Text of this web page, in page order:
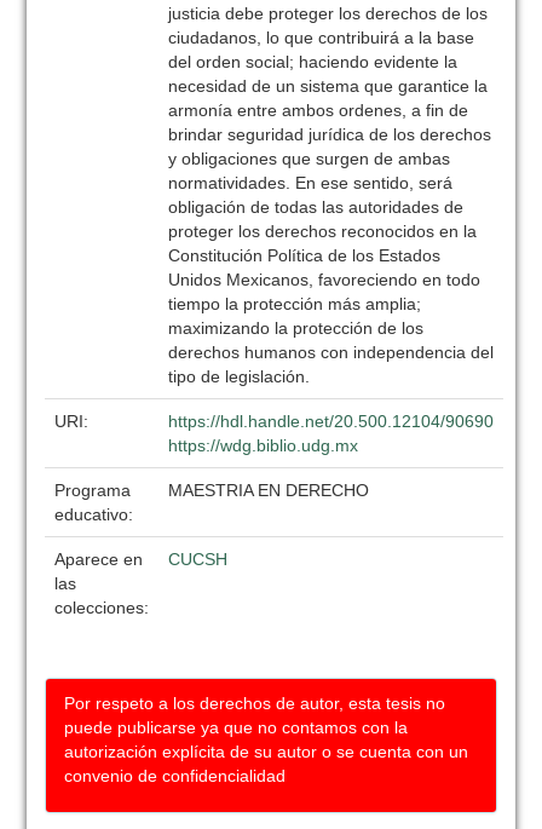
justicia debe proteger los derechos de los
ciudadanos, lo que contribuirá a la base
del orden social; haciendo evidente la
necesidad de un sistema que garantice la
armonía entre ambos ordenes, a fin de
brindar seguridad jurídica de los derechos
y obligaciones que surgen de ambas
normatividades. En ese sentido, será
obligación de todas las autoridades de
proteger los derechos reconocidos en la
Constitución Política de los Estados
Unidos Mexicanos, favoreciendo en todo
tiempo la protección más amplia;
maximizando la protección de los
derechos humanos con independencia del
tipo de legislación.
URI:
https://hdl.handle.net/20.500.12104/90690
https://wdg.biblio.udg.mx
Programa
educativo:
MAESTRIA EN DERECHO
Aparece en
las
colecciones:
CUCSH
Por respeto a los derechos de autor, esta tesis no
puede publicarse ya que no contamos con la
autorización explícita de su autor o se cuenta con un
convenio de confidencialidad